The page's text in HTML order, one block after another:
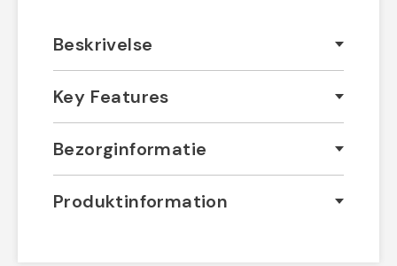
Beskrivelse
Key Features
Bezorginformatie
Produktinformation